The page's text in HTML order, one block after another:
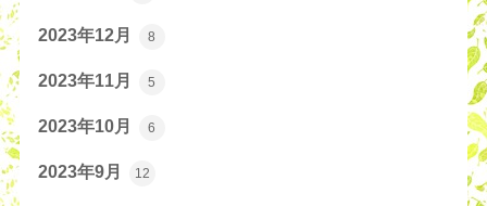
2023年12月 8
2023年11月 5
2023年10月 6
2023年9月 12